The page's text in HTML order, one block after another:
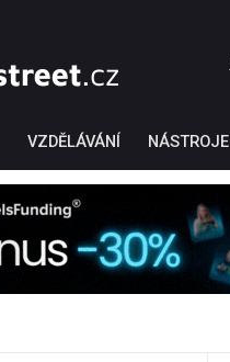
VZDĚLÁVÁNÍ NÁSTROJE